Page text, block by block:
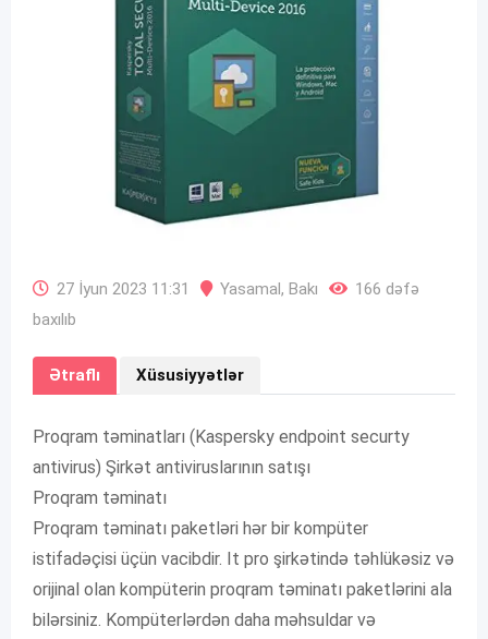
27 İyun 2023 11:31 Yasamal, Bakı
166 dəfə
baxılıb
Ətraflı Xüsusiyyətlər
Proqram təminatları (Kaspersky endpoint securty
antivirus) Şirkət antiviruslarının satışı
Proqram təminatı
Proqram təminatı paketləri hər bir kompüter
istifadəçisi üçün vacibdir. It pro şirkətində təhlükəsiz və
orijinal olan kompüterin proqram təminatı paketlərini ala
bilərsiniz. Kompüterlərdən daha məhsuldar və